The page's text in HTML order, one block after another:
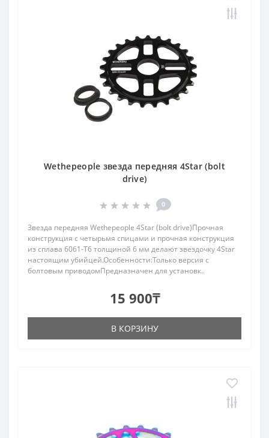
Wethepeople звезда передняя 4Star (bolt
drive)
0
Звезда передняя Wethepeople 4Star (bolt drive)Прочная
конструкция с четырьмя спицами и прочная конструкция
из сплава 6061-T6 толщиной 6 мм делают звездочку 4Star
настоящим убийцей.Особенности:Только версия с
болтовым приводомПредназначен для установк..
15 900₸
В КОРЗИНУ